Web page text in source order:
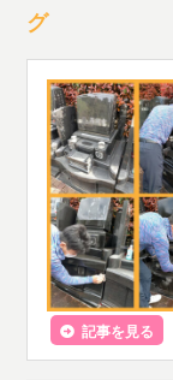
グ
記事を見る